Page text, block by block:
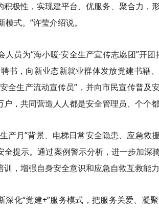
积极性，实现建平台、优服务、聚合力
式。”许莹介绍说。
人员为“海小暖·安全生产宣传志愿团”开
书，向新业态新就业群体发放党建书籍
全生产流动宣传员”，并向市民宣传普及
，共同营造人人都是安全管理员、个个都
产月”背景、电梯日常安全隐患、应急救
全提示。通过案例警示分析，进一步加深
，增强自身安全意识和应急自救互救能
深化“党建+”服务模式，把服务关爱、凝